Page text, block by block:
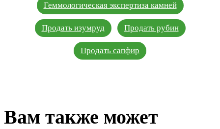
Геммологическая экспертиза камней
Продать изумруд Продать рубин
Продать сапфир
Вам также может